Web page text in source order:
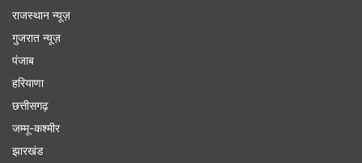
ऑस्ट्रेलिया का पहले नंबर की कुर्सी पर कब्जा बरकरार
राजस्थान न्यूज़
गुजरात न्यूज़
पंजाब
हरियाणा
छत्तीसगढ़
जम्मू-कश्मीर
झारखंड